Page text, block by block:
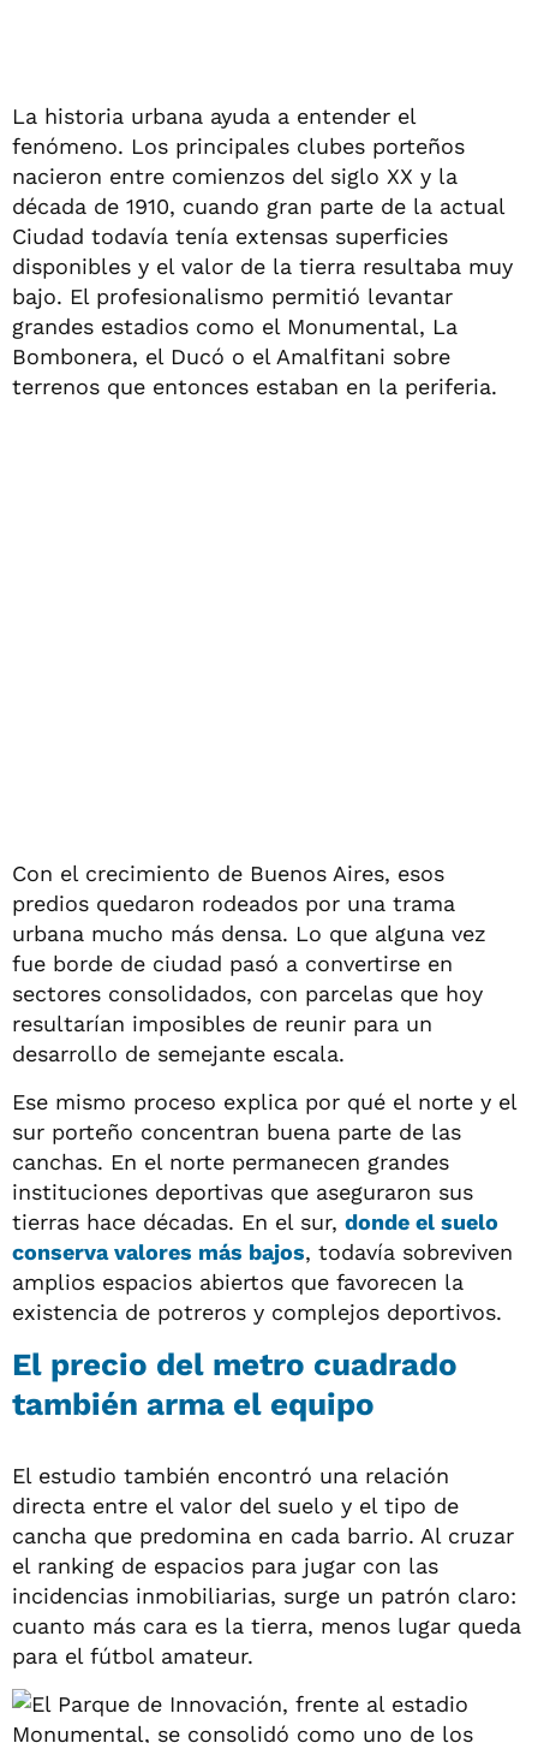
La historia urbana ayuda a entender el
fenómeno. Los principales clubes porteños
nacieron entre comienzos del siglo XX y la
década de 1910, cuando gran parte de la actual
Ciudad todavía tenía extensas superficies
disponibles y el valor de la tierra resultaba muy
bajo. El profesionalismo permitió levantar
grandes estadios como el Monumental, La
Bombonera, el Ducó o el Amalfitani sobre
terrenos que entonces estaban en la periferia.
Con el crecimiento de Buenos Aires, esos
predios quedaron rodeados por una trama
urbana mucho más densa. Lo que alguna vez
fue borde de ciudad pasó a convertirse en
sectores consolidados, con parcelas que hoy
resultarían imposibles de reunir para un
desarrollo de semejante escala.
Ese mismo proceso explica por qué el norte y el
sur porteño concentran buena parte de las
canchas. En el norte permanecen grandes
instituciones deportivas que aseguraron sus
tierras hace décadas. En el sur, donde el suelo
conserva valores más bajos, todavía sobreviven
amplios espacios abiertos que favorecen la
existencia de potreros y complejos deportivos.
El precio del metro cuadrado
también arma el equipo
El estudio también encontró una relación
directa entre el valor del suelo y el tipo de
cancha que predomina en cada barrio. Al cruzar
el ranking de espacios para jugar con las
incidencias inmobiliarias, surge un patrón claro:
cuanto más cara es la tierra, menos lugar queda
para el fútbol amateur.